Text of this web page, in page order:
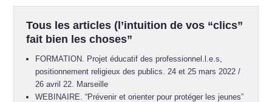
Tous les articles (l’intuition de vos “clics”
fait bien les choses”
FORMATION. Projet éducatif des professionnel.l.e.s,
positionnement religieux des publics. 24 et 25 mars 2022 /
26 avril 22. Marseille
WEBINAIRE. “Prévenir et orienter pour protéger les jeunes”